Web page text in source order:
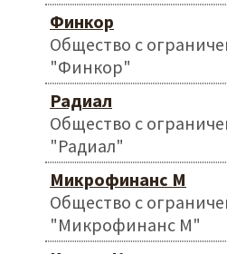
Финкор
Общество с
"Финкор"
Радиал
Общество с
"Радиал"
Микрофинанс М
Общество с
"Микрофинанс М"